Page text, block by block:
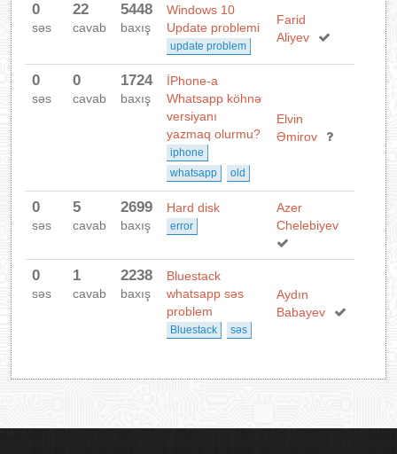
XƏBƏRLƏR
0
səs
22
cavab
5448
baxış
Windows 10
Update problemi
update problem
Farid
Aliyev
0
səs
0
cavab
1724
baxış
İPhone-a
Whatsapp köhnə
versiyanı
yazmaq olurmu?
iphone
whatsapp
old
Elvin
Əmirov
0
səs
5
cavab
2699
baxış
Hard disk
error
Azer
Chelebiyev
0
səs
1
cavab
2238
baxış
Bluestack
whatsapp səs
problem
Bluestack səs
Aydın
Babayev